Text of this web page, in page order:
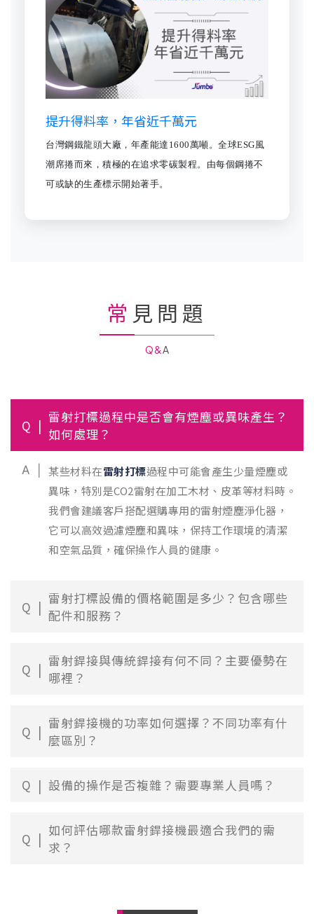
提升得料率，年省近千萬元
台灣鋼鐵龍頭大廠，年產能達1600萬噸。全球ESG風
潮席捲而來，積極的在追求零碳製程。由每個鋼捲不
可或缺的生產標示開始著手。
常見問題
Q&A
Q
雷射打標過程中是否會有煙塵或異味產生？
如何處理？
A 某些材料在雷射打標過程中可能會產生少量煙塵或
異味，特別是CO2雷射在加工木材、皮革等材料時。
我們會建議客戶搭配選購專用的雷射煙塵淨化器，
它可以高效過濾煙塵和異味，保持工作環境的清潔
和空氣品質，確保操作人員的健康。
Q
雷射打標設備的價格範圍是多少？包含哪些
配件和服務？
Q
雷射銲接與傳統銲接有何不同？主要優勢在
哪裡？
Q
雷射銲接機的功率如何選擇？不同功率有什
麼區別？
Q 設備的操作是否複雜？需要專業人員嗎？
Q
如何評估哪款雷射銲接機最適合我們的需
求？